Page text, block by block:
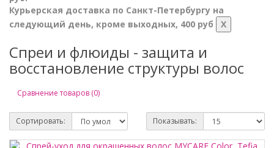
Курьерская доставка по Санкт-Петербургу на
следующий день, кроме выходных, 400 руб
X
Спреи и флюиды - защита и
восстановление структуры волос
Сравнение товаров (0)
Сортировать: Показывать: